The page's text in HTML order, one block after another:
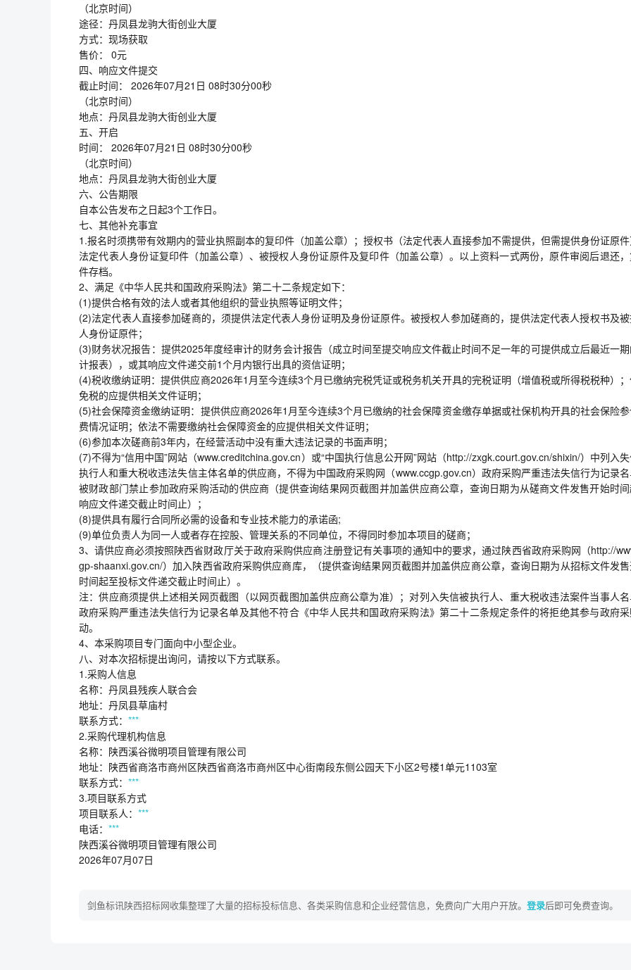
（北京时间）
途径：丹凤县龙驹大街创业大厦
方式：现场获取
售价： 0元
四、响应文件提交
截止时间： 2026年07月21日 08时30分00秒
（北京时间）
地点：丹凤县龙驹大街创业大厦
五、开启
时间： 2026年07月21日 08时30分00秒
（北京时间）
地点：丹凤县龙驹大街创业大厦
六、公告期限
自本公告发布之日起3个工作日。
七、其他补充事宜
1.报名时须携带有效期内的营业执照副本的复印件（加盖公章）；授权书（法定代表人直接参加不需提供，但需提供身份证原
法定代表人身份证复印件（加盖公章）、被授权人身份证原件及复印件（加盖公章）。以上资料一式两份，原件审阅后退还
件存档。
2、满足《中华人民共和国政府采购法》第二十二条规定如下：
(1)提供合格有效的法人或者其他组织的营业执照等证明文件；
(2)法定代表人直接参加磋商的，须提供法定代表人身份证明及身份证原件。被授权人参加磋商的，提供法定代表人授权书及
人身份证原件；
(3)财务状况报告：提供2025年度经审计的财务会计报告（成立时间至提交响应文件截止时间不足一年的可提供成立后最近一
计报表），或其响应文件递交前1个月内银行出具的资信证明；
(4)税收缴纳证明：提供供应商2026年1月至今连续3个月已缴纳完税凭证或税务机关开具的完税证明（增值税或所得税税种）
免税的应提供相关文件证明；
(5)社会保障资金缴纳证明：提供供应商2026年1月至今连续3个月已缴纳的社会保障资金缴存单据或社保机构开具的社会保险
费情况证明；依法不需要缴纳社会保障资金的应提供相关文件证明；
(6)参加本次磋商前3年内，在经营活动中没有重大违法记录的书面声明；
(7)不得为“信用中国”网站（www.creditchina.gov.cn）或“中国执行信息公开网”网站（http://zxgk.court.gov.cn/shixin/）中列入
执行人和重大税收违法失信主体名单的供应商，不得为中国政府采购网（www.ccgp.gov.cn）政府采购严重违法失信行为记录
被财政部门禁止参加政府采购活动的供应商（提供查询结果网页截图并加盖供应商公章，查询日期为从磋商文件发售开始时
响应文件递交截止时间止）；
(8)提供具有履行合同所必需的设备和专业技术能力的承诺函;
(9)单位负责人为同一人或者存在控股、管理关系的不同单位，不得同时参加本项目的磋商；
3、请供应商必须按照陕西省财政厅关于政府采购供应商注册登记有关事项的通知中的要求，通过陕西省政府采购网（http://
gp-shaanxi.gov.cn/）加入陕西省政府采购供应商库，（提供查询结果网页截图并加盖供应商公章，查询日期为从招标文件发
时间起至投标文件递交截止时间止）。
注：供应商须提供上述相关网页截图（以网页截图加盖供应商公章为准）；对列入失信被执行人、重大税收违法案件当事人
政府采购严重违法失信行为记录名单及其他不符合《中华人民共和国政府采购法》第二十二条规定条件的将拒绝其参与政府
动。
4、本采购项目专门面向中小型企业。
八、对本次招标提出询问，请按以下方式联系。
1.采购人信息
名称：丹凤县残疾人联合会
地址：丹凤县草庙村
联系方式： ***
2.采购代理机构信息
名称：陕西溪谷微明项目管理有限公司
地址：陕西省商洛市商州区陕西省商洛市商州区中心街南段东侧公园天下小区2号楼1单元1103室
联系方式： ***
3.项目联系方式
项目联系人： ***
电话： ***
陕西溪谷微明项目管理有限公司
2026年07月07日
剑鱼标讯陕西招标网收集整理了大量的招标投标信息、各类采购信息和企业经营信息，免费向广大用户开放。 登录后即可免费查询。